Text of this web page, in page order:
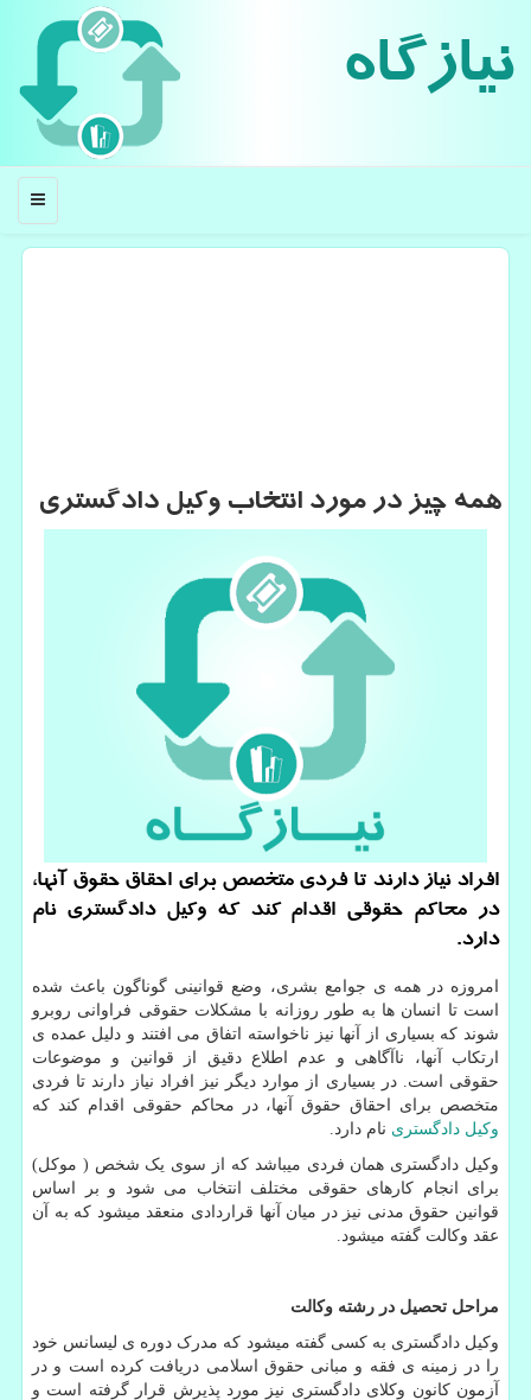
نیازگاه
منو
همه چیز در مورد انتخاب وكیل دادگستری
افراد نیاز دارند تا فردی متخصص برای احقاق حقوق آنها،
در محاكم حقوقی اقدام كند كه وكیل دادگستری نام
دارد.
امروزه در همه ی جوامع بشری، وضع قوانینی گوناگون باعث شده
است تا انسان ها به طور روزانه با مشکلات حقوقی فراوانی روبرو
شوند که بسیاری از آنها نیز ناخواسته اتفاق می افتند و دلیل عمده ی
ارتکاب آنها، ناآگاهی و عدم اطلاع دقیق از قوانین و موضوعات
حقوقی است. در بسیاری از موارد دیگر نیز افراد نیاز دارند تا فردی
متخصص برای احقاق حقوق آنها، در محاکم حقوقی اقدام کند که
وکیل دادگستری نام دارد.
وکیل دادگستری همان فردی میباشد که از سوی یک شخص ( موکل)
برای انجام کارهای حقوقی مختلف انتخاب می شود و بر اساس
قوانین حقوق مدنی نیز در میان آنها قراردادی منعقد میشود که به آن
عقد وکالت گفته میشود.
مراحل تحصیل در رشته وکالت
وکیل دادگستری به کسی گفته میشود که مدرک دوره ی لیسانس خود
را در زمینه ی فقه و مبانی حقوق اسلامی دریافت کرده است و در
آزمون کانون وکلای دادگستری نیز مورد پذیرش قرار گرفته است و